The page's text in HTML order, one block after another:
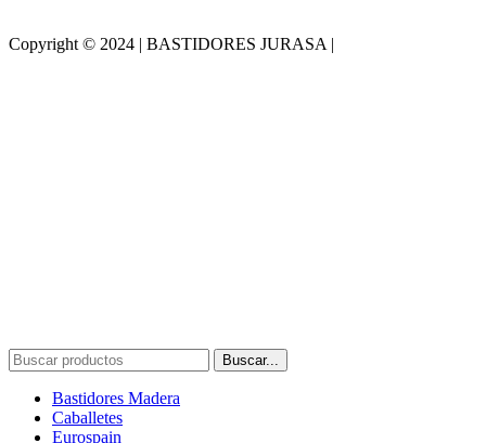
Copyright © 2024 | BASTIDORES JURASA |
Buscar...
Bastidores Madera
Caballetes
Eurospain